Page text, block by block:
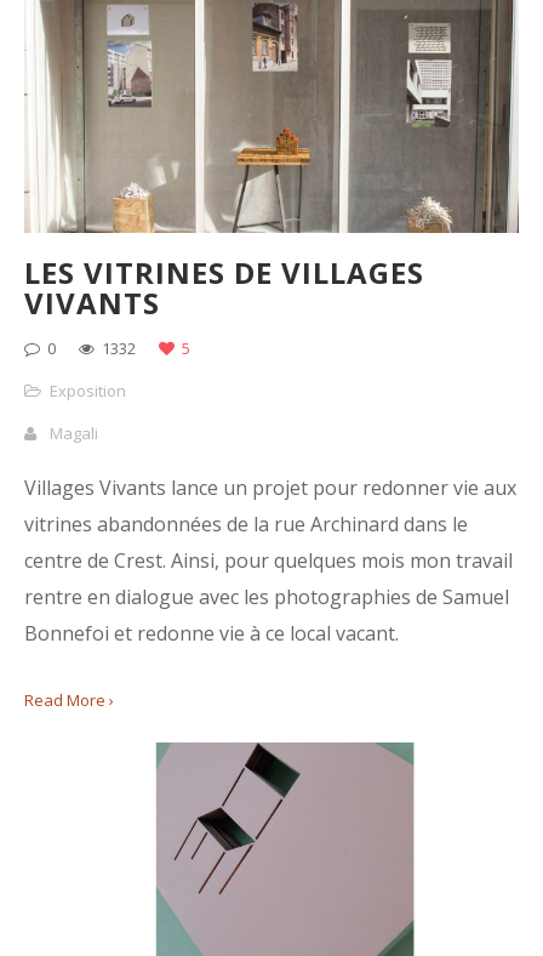
LES VITRINES DE VILLAGES
VIVANTS
0 1332
5
Exposition
Magali
Villages Vivants lance un projet pour redonner vie aux
vitrines abandonnées de la rue Archinard dans le
centre de Crest. Ainsi, pour quelques mois mon travail
rentre en dialogue avec les photographies de Samuel
Bonnefoi et redonne vie à ce local vacant.
Read More ›